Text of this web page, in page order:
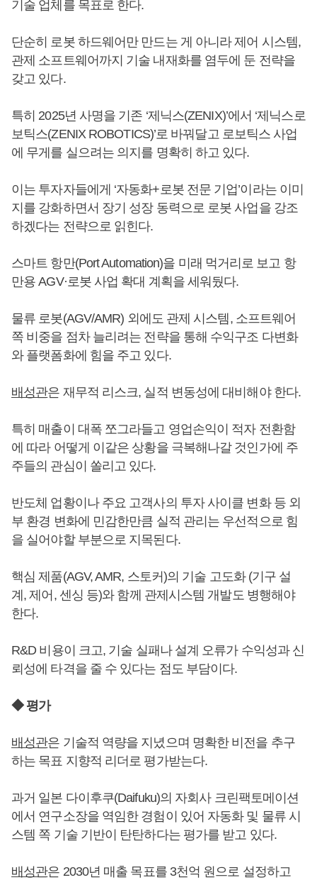
기술 업체를 목표로 한다.
단순히 로봇 하드웨어만 만드는 게 아니라 제어 시스템,
관제 소프트웨어까지 기술 내재화를 염두에 둔 전략을
갖고 있다.
특히 2025년 사명을 기존 ‘제닉스(ZENIX)’에서 ‘제닉스로
보틱스(ZENIX ROBOTICS)’로 바꿔달고 로보틱스 사업
에 무게를 실으려는 의지를 명확히 하고 있다.
이는 투자자들에게 ‘자동화+로봇 전문 기업’이라는 이미
지를 강화하면서 장기 성장 동력으로 로봇 사업을 강조
하겠다는 전략으로 읽힌다.
스마트 항만(Port Automation)을 미래 먹거리로 보고 항
만용 AGV·로봇 사업 확대 계획을 세워뒀다.
물류 로봇(AGV/AMR) 외에도 관제 시스템, 소프트웨어
쪽 비중을 점차 늘리려는 전략을 통해 수익구조 다변화
와 플랫폼화에 힘을 주고 있다.
배성관은 재무적 리스크, 실적 변동성에 대비해야 한다.
특히 매출이 대폭 쪼그라들고 영업손익이 적자 전환함
에 따라 어떻게 이같은 상황을 극복해나갈 것인가에 주
주들의 관심이 쏠리고 있다.
반도체 업황이나 주요 고객사의 투자 사이클 변화 등 외
부 환경 변화에 민감한만큼 실적 관리는 우선적으로 힘
을 실어야할 부분으로 지목된다.
핵심 제품(AGV, AMR, 스토커)의 기술 고도화 (기구 설
계, 제어, 센싱 등)와 함께 관제시스템 개발도 병행해야
한다.
R&D 비용이 크고, 기술 실패나 설계 오류가 수익성과 신
뢰성에 타격을 줄 수 있다는 점도 부담이다.
◆ 평가
배성관은 기술적 역량을 지녔으며 명확한 비전을 추구
하는 목표 지향적 리더로 평가받는다.
과거 일본 다이후쿠(Daifuku)의 자회사 크린팩토메이션
에서 연구소장을 역임한 경험이 있어 자동화 및 물류 시
스템 쪽 기술 기반이 탄탄하다는 평가를 받고 있다.
배성관은 2030년 매출 목표를 3천억 원으로 설정하고